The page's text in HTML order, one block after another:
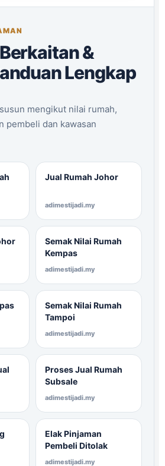
&
Lengkap
mengikut nilai rumah,
pembeli dan kawasan
Jual Rumah Johor
adimestijadi.my
Semak Nilai Rumah
Kempas
adimestijadi.my
Semak Nilai Rumah
Tampoi
adimestijadi.my
Proses Jual Rumah
Subsale
adimestijadi.my
Elak Pinjaman
Pembeli Ditolak
adimestijadi.my